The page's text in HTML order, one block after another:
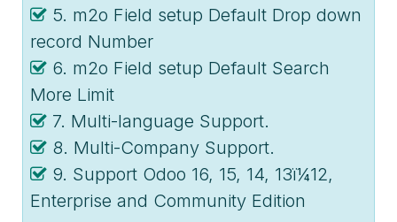
5. m2o Field setup Default Drop down
record Number
6. m2o Field setup Default Search
More Limit
7. Multi-language Support.
8. Multi-Company Support.
9. Support Odoo 16, 15, 14, 13ï¼12,
Enterprise and Community Edition